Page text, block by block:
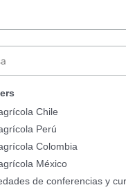
Chile
Perú
Colombia
México
de conferencias y